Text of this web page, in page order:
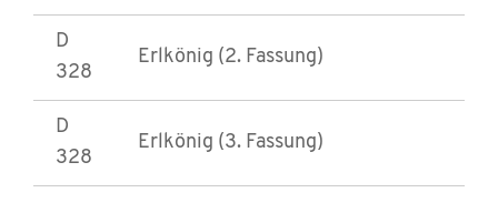
D
328
Erlkönig (2. Fassung)
D
328
Erlkönig (3. Fassung)